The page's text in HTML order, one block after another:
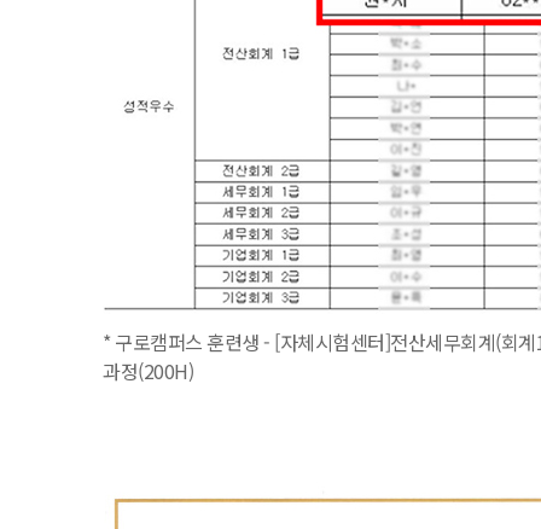
* 구로캠퍼스 훈련생 - [자체시험센터]전산세무회계(회
과정(200H)